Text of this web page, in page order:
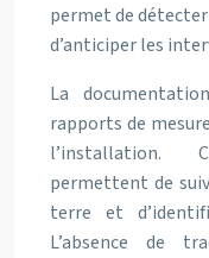
permet de
d’anticiper les
La
rapports de
l’installation.
permettent de
terre et
L’absence de